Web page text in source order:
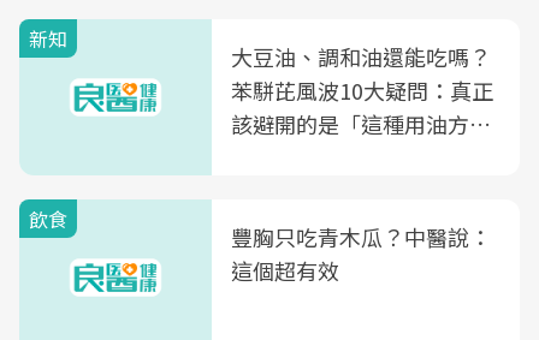
新知
大豆油、調和油還能吃嗎？
苯駢芘風波10大疑問：真正
該避開的是「這種用油方
飲食
豐胸只吃青木瓜？中醫說：
這個超有效